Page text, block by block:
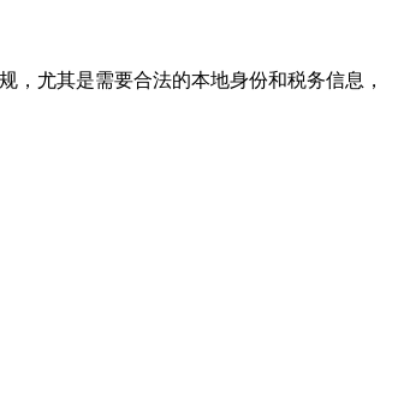
，尤其是需要合法的本地身份和税务信息，